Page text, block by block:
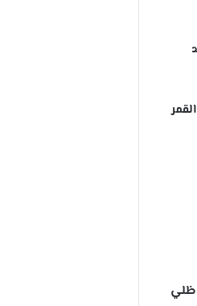
القمر من ظلي